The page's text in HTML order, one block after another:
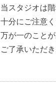
当スタジオは
十分にご注意く
万が一のこと
ご了承いただ